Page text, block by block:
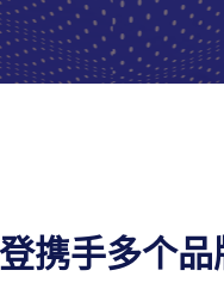
携手多个